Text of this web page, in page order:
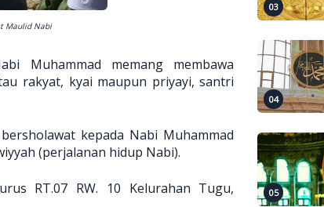
Maulid Nabi
Muhammad memang membawa
rakyat, kyai maupun priyayi, santri
kepada Nabi Muhammad
(perjalanan hidup Nabi).
RT.07 RW. 10 Kelurahan Tugu,